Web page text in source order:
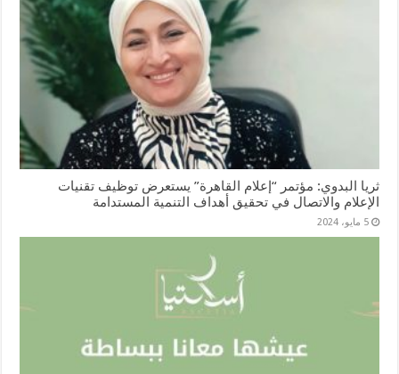
ثريا البدوي: مؤتمر “إعلام القاهرة” يستعرض توظيف تقنيات
الإعلام والاتصال في تحقيق أهداف التنمية المستدامة
5 مايو، 2024